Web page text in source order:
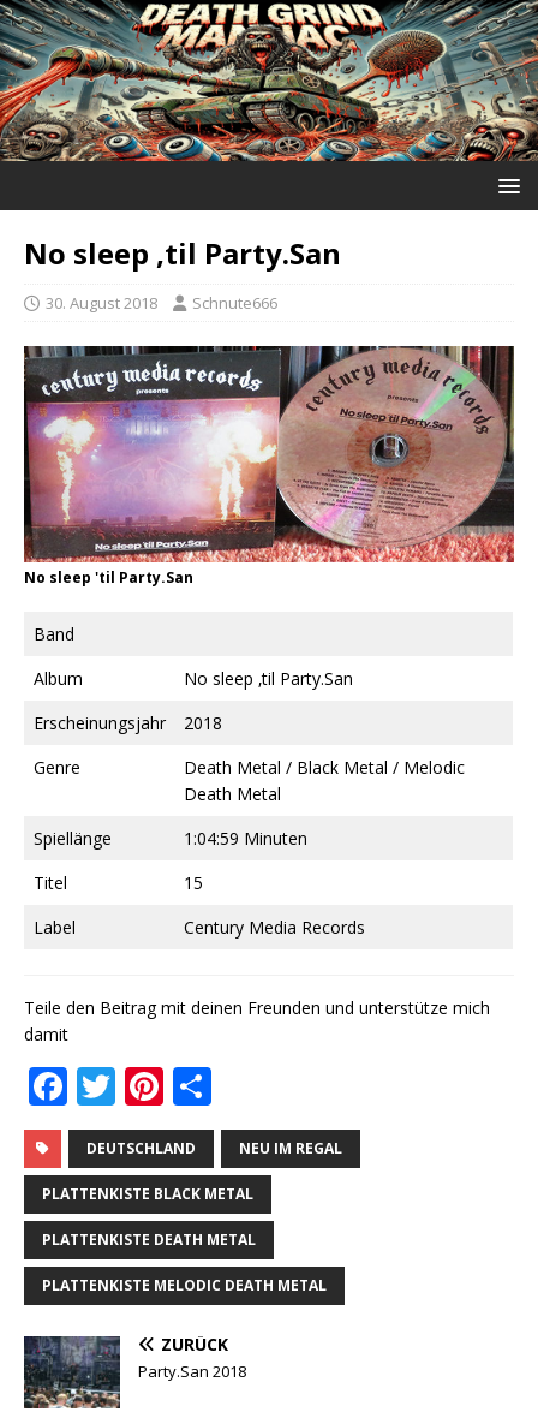
No sleep ‚til Party.San
30. August 2018 Schnute666
No sleep 'til Party.San
Band
Album
No sleep ‚til Party.San
Erscheinungsjahr
2018
Genre
Death Metal / Black Metal / Melodic
Death Metal
Spiellänge
1:04:59 Minuten
Titel
15
Label
Century Media Records
Teile den Beitrag mit deinen Freunden und unterstütze mich
damit
F
a
c
e
b
o
o
k
T
w
it
te
r
Pi
n
te
r
e
st
ei
le
n
DEUTSCHLAND NEU IM REGAL
PLATTENKISTE BLACK METAL
PLATTENKISTE DEATH METAL
PLATTENKISTE MELODIC DEATH METAL
ZURÜCK
Party.San 2018